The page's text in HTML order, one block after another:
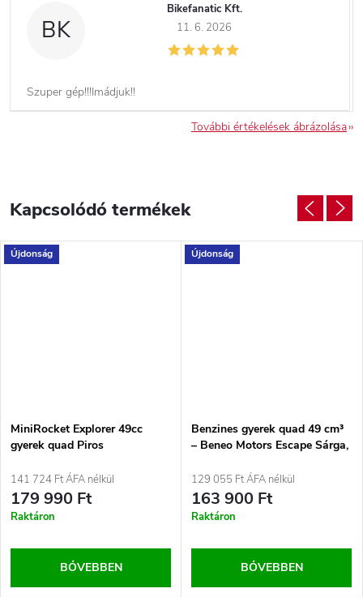
BK
Bikefanatic Kft.
11. 6. 2026
Szuper gép!!!Imádjuk!!
További értékelések ábrázolása
Kapcsolódó termékek
Újdonság
MiniRocket Explorer 49cc
gyerek quad Piros
141 724 Ft ÁFA nélkül
179 990 Ft
Raktáron
BŐVEBBEN
Újdonság
Benzines gyerek quad 49 cm³
– Beneo Motors Escape Sárga,
129 055 Ft ÁFA nélkül
163 900 Ft
Raktáron
BŐVEBBEN